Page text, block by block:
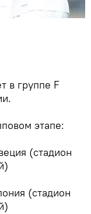
в группе F
этапе:
(стадион
(стадион